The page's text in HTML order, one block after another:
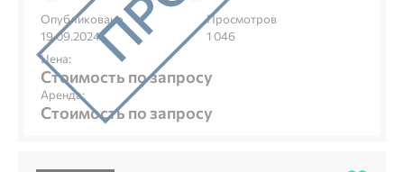
Опубликовано
19.09.2024
Просмотров
1 046
Цена:
Стоимость по запросу
Аренда:
Стоимость по запросу